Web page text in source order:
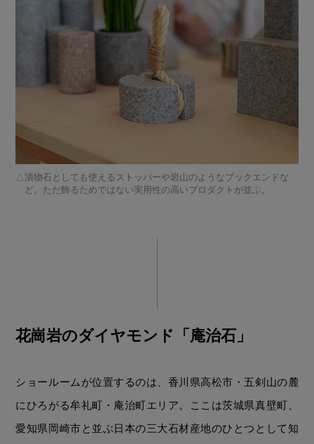
漬物石としても使えるストッパーや岩山のようなブックエンドな
ど。ただ飾るためではない実用性の高いプロダクトが並ぶ。
花崗岩のダイヤモンド「庵治石」
ショールームが位置するのは、香川県高松市・五剣山の麓
にひろがる牟礼町・庵治町エリア。ここは茨城県真壁町、
愛知県岡崎市と並ぶ日本の三大石材産地のひとつとして知